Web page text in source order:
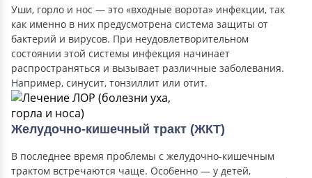
Уши, горло и нос — это «входные ворота» инфекции, так
как именно в них предусмотрена система защиты от
бактерий и вирусов. При неудовлетворительном
состоянии этой системы инфекция начинает
распространяться и вызывает различные заболевания.
Например, синусит, тонзиллит или отит.
Желудочно-кишечный тракт (ЖКТ)
В последнее время проблемы с желудочно-кишечным
трактом встречаются чаще. Особенно — у детей,